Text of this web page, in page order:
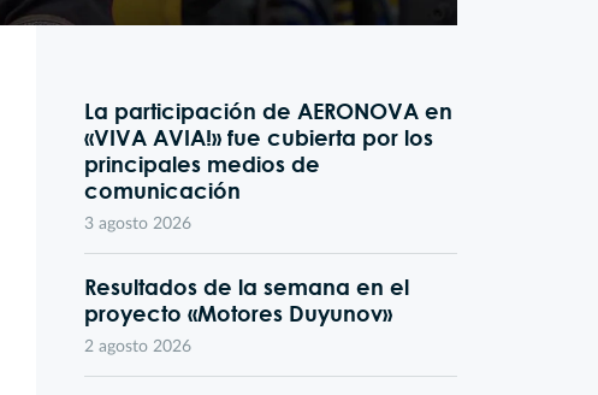
La participación de AERONOVA en
«VIVA AVIA!» fue cubierta por los
principales medios de
comunicación
3 agosto 2026
Resultados de la semana en el
proyecto «Motores Duyunov»
2 agosto 2026